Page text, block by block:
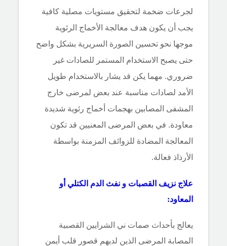
لجرعات ضخمة لتحقيق مستويات مصليةكافية
يجب أن يكون هدف معالجة الأخماج الرئوية
موجها نحو تحسين الصورة السريرية بشكل واضح
حتى يصبح الاستخدام المستمر للصادات غير
ضروري. مهما يكن قد يشار بالاستخدام طويل
الأمد لصادات مناسبة عند بعض لمرضى خارج
المشفى المصابين بهجمات أخماج رئوية شديدة
معاودة. في بعض المرضى المعنيين قد تكون
المعالجة المضادة للزوائف المزمنة بواسطة
الأرذاذ فعالة.
علاج نزيف القصبات و نفث الدم الكتلي أو
المعاود:
يعالج بأحداث صمات ني الشرايين القصبية
المصابة المرضى الذين لديهم قصور قلب أيمن